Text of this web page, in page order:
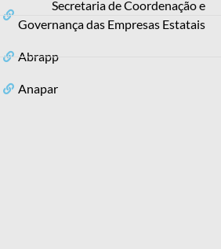
Secretaria de Coordenação e
Governança das Empresas Estatais
Abrapp
Anapar